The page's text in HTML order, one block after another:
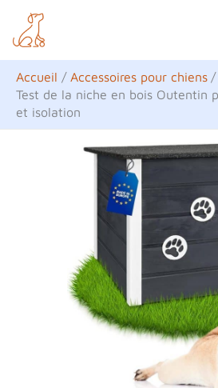
contenu
Accueil
Accessoires pour chiens
Test de la niche en bois Outentin
et isolation
e
c
h
e